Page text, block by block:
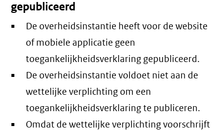
gepubliceerd
De overheidsinstantie heeft voor de website
of mobiele applicatie geen
toegankelijkheidsverklaring gepubliceerd.
De overheidsinstantie voldoet niet aan de
wettelijke verplichting om een
toegankelijkheidsverklaring te publiceren.
Omdat de wettelijke verplichting voorschrijft